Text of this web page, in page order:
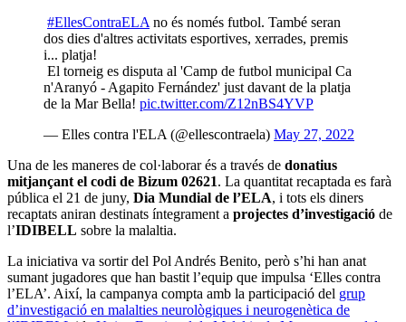
#EllesContraELA no és només futbol. També seran
dos dies d'altres activitats esportives, xerrades, premis
i... platja!
El torneig es disputa al 'Camp de futbol municipal Ca
n'Aranyó - Agapito Fernández' just davant de la platja
de la Mar Bella! pic.twitter.com/Z12nBS4YVP
— Elles contra l'ELA (@ellescontraela) May 27, 2022
Una de les maneres de col·laborar és a través de donatius
mitjançant el codi de Bizum 02621. La quantitat recaptada es farà
pública el 21 de juny, Dia Mundial de l’ELA, i tots els diners
recaptats aniran destinats íntegrament a projectes d’investigació de
l’IDIBELL sobre la malaltia.
La iniciativa va sortir del Pol Andrés Benito, però s’hi han anat
sumant jugadores que han bastit l’equip que impulsa ‘Elles contra
l’ELA’. Així, la campanya compta amb la participació del grup
d’investigació en malalties neurològiques i neurogenètica de